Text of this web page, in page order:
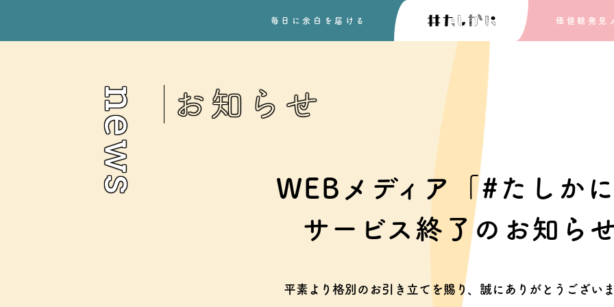
毎日に余白を 届ける 価値観発見
news お知らせ
WEBメディア「#たしかに
サービス終了のお知ら
平素より格別のお引き立てを賜り、 誠にありがとうございま